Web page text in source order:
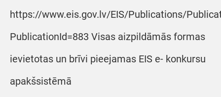
https://www.eis.gov.lv/EIS/Publications/
PublicationId=883 Visas aizpildāmās formas
ievietotas un brīvi pieejamas EIS e- konkursu
apakšsistēmā